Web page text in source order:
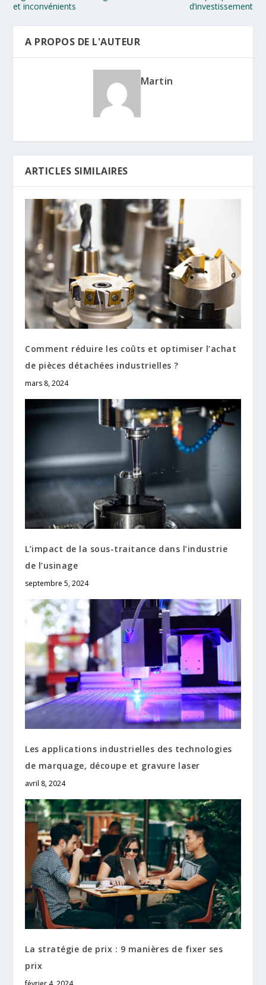
et inconvénients
d’investissement
A PROPOS DE L'AUTEUR
Martin
ARTICLES SIMILAIRES
Comment réduire les coûts et optimiser l’achat
de pièces détachées industrielles ?
mars 8, 2024
L’impact de la sous-traitance dans l’industrie
de l’usinage
septembre 5, 2024
Les applications industrielles des technologies
de marquage, découpe et gravure laser
avril 8, 2024
La stratégie de prix : 9 manières de fixer ses
prix